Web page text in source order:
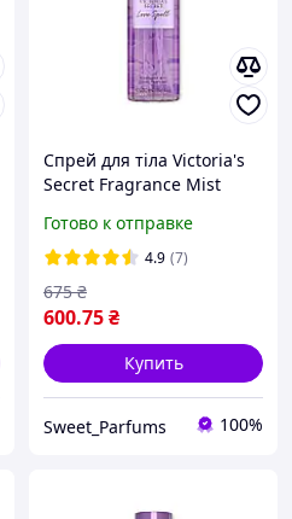
Спрей для тіла Victoria's
Secret Fragrance Mist
Готово к отправке
4.9 (7)
600.75₴
675 ₴
Купить
Sweet_Parfums 100%